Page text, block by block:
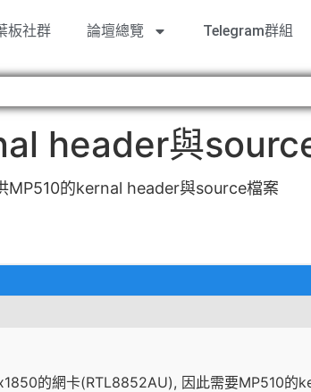
板社群 論壇總覽 Telegram群組
header與
MP510的kernal header與source檔案
的網卡(RTL8852AU), 因此需要MP510的